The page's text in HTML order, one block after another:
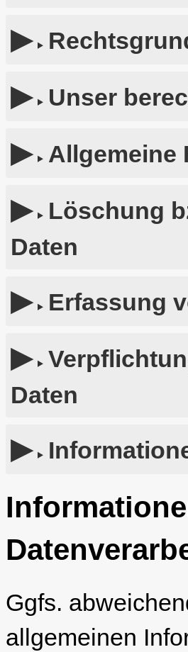
Unser
Allgemeine
Löschung
Daten
Erfassung
Daten
Ggfs.
allgemeinen